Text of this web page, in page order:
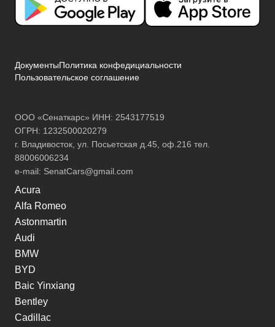
ДокументыПолитика конфедициальности
Пользовательское соглашение
ООО «Сенаткарс» ИНН: 2543177519
ОГРН: 1232500020279
г. Владивосток, ул. Посьетская д.45, оф.216 тел.
88006006234
e-mail: SenatCars@gmail.com
Acura
Alfa Romeo
Astonmartin
Audi
BMW
BYD
Baic Yinxiang
Bentley
Cadillac